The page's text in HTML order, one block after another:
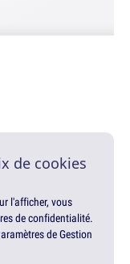
de cookies
l'afficher, vous
de confidentialité.
de Gestion